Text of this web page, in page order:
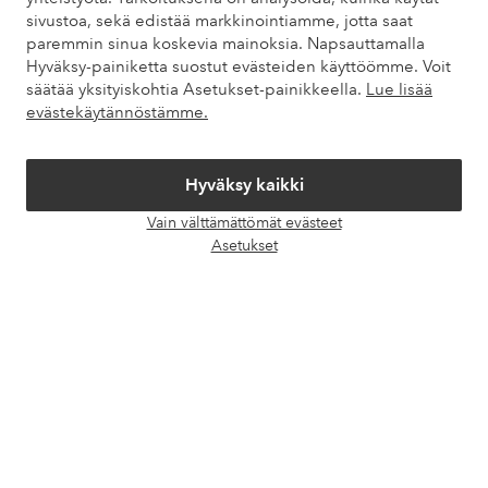
sivustoa, sekä edistää markkinointiamme, jotta saat
paremmin sinua koskevia mainoksia. Napsauttamalla
Hyväksy-painiketta suostut evästeiden käyttöömme. Voit
säätää yksityiskohtia Asetukset-painikkeella. Lue lisää
evästekäytännöstämme.
Hyväksy kaikki
Vain välttämättömät evästeet
Asetukset
Asiakaspalvelu Tilaukset Maksutavat
Omat sivut
Tietoa Elloksesta